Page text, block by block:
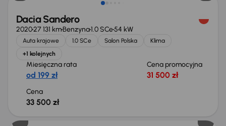
Dacia Sandero
202027 131 kmBenzyna1.0 SCe54 kW
Auta krajowe 1.0 SCe Salon Polska
Klima
+1 kolejnych
Miesięczna rata
od 199 zł
Cena promocyjna
31 500 zł
Cena
33 500 zł
Możliwość odliczenia VAT